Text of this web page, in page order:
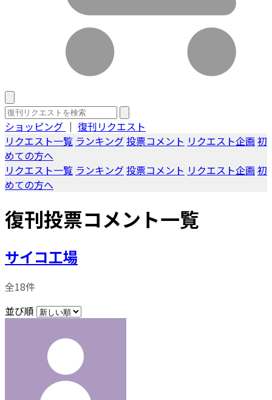
ショッピング ｜ 復刊リクエスト
リクエスト一覧 ランキング投票コメント リクエスト企画 初
めての方へ
リクエスト一覧 ランキング投票コメント リクエスト企画 初
めての方へ
復刊投票コメント一覧
サイコ工場
全18件
並び順